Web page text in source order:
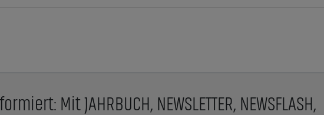
Mit JAHRBUCH, NEWSLETTER, NEWSFLASH,